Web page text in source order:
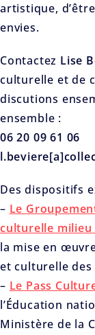
artistique,
envies.
Contactez Lise
culturelle et de
discutions
ensemble :
06 20 09 61 06
Des dispositifs
– Le
culturelle milieu
la mise en
et culturelle des
– Le Pass
l’Éducation
Ministère de la